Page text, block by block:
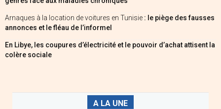
Arnaques à la location de voitures en Tunisie : le piège des fausses
annonces et le fléau de l’informel
En Libye, les coupures d’électricité et le pouvoir d’achat attisent la
colère sociale
A LA UNE